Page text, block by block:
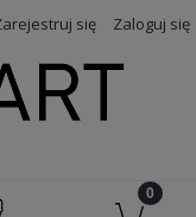
się Zaloguj się